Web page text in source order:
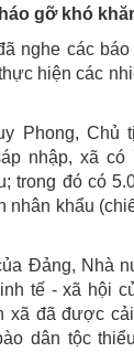
gỡ khó
nghe các
hiện các
Phong, Chủ
nhập, xã
trong đó có
nhân khẩu
Đảng, Nhà
tế - xã hội
xã đã được
dân tộc